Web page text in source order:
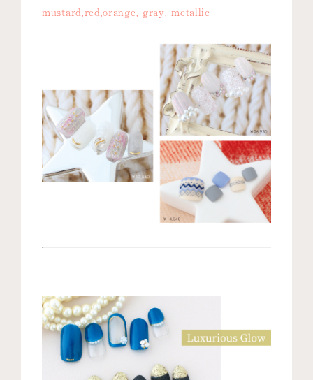
mustard,red,orange, gray, metallic